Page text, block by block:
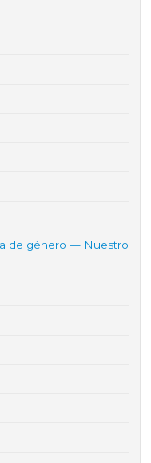
de género — Nuestro